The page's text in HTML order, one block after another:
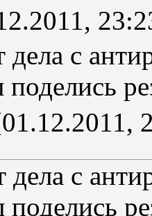
дела с
поделись
дела с
поделись